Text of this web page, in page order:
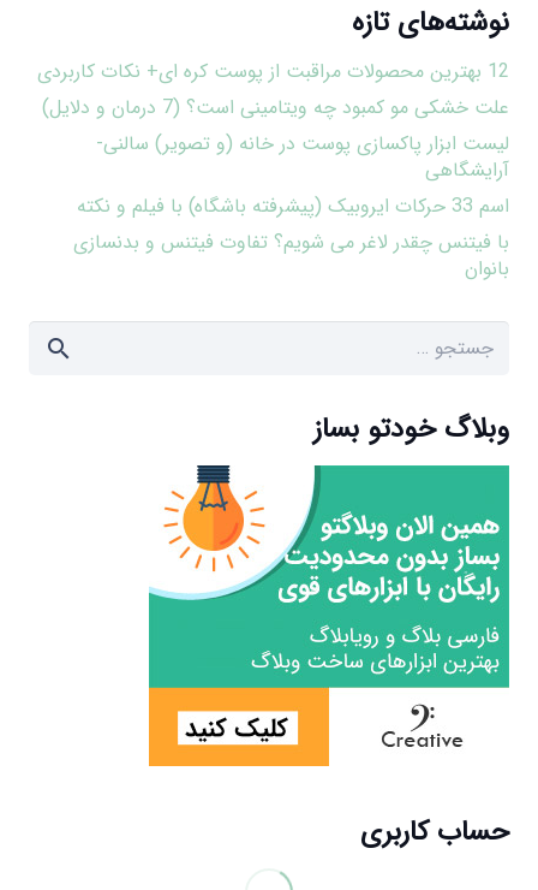
نوشته‌های تازه
12 بهترین محصولات مراقبت از پوست کره ای+ نکات کاربردی
علت خشکی مو کمبود چه ویتامینی است؟ (7 درمان و دلایل)
لیست ابزار پاکسازی پوست در خانه (و تصویر) سالنی-
آرایشگاهی
اسم 33 حرکات ایروبیک (پیشرفته باشگاه) با فیلم و نکته
با فیتنس چقدر لاغر می شویم؟ تفاوت فیتنس و بدنسازی
بانوان
جستجو
وبلاگ خودتو بساز
حساب کاربری